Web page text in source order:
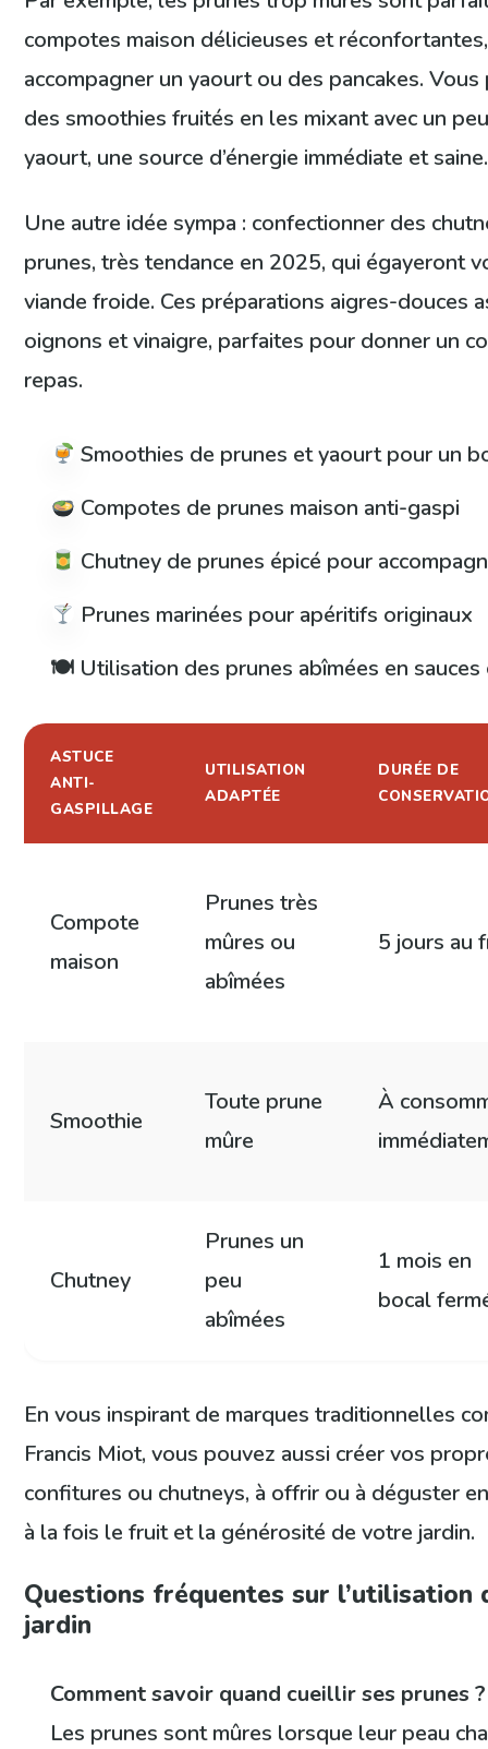
compotes maison délicieuses et
accompagner un yaourt ou des pancakes.
des smoothies fruités en les mixant avec un
yaourt, une source d’énergie immédiate et saine.
Une autre idée sympa : confectionner des
prunes, très tendance en 2025, qui égayeront
viande froide. Ces préparations aigres-douces
oignons et vinaigre, parfaites pour donner un
repas.
Smoothies de prunes et yaourt pour un
Compotes de prunes maison anti-gaspi
Chutney de prunes épicé pour
Prunes marinées pour apéritifs originaux
🍽 Utilisation des prunes abîmées en sauces
ASTUCE
ANTI-
GASPILLAGE
UTILISATION
ADAPTÉE
DURÉE DE
Compote
maison
Prunes très
mûres ou
abîmées
5 jours au
Smoothie
Toute prune
mûre
À
Chutney
Prunes un
peu
abîmées
1 mois en
bocal
En vous inspirant de marques traditionnelles
Francis Miot, vous pouvez aussi créer vos
confitures ou chutneys, à offrir ou à déguster
à la fois le fruit et la générosité de votre jardin.
Questions fréquentes sur l’utilisation
jardin
Comment savoir quand cueillir ses prunes ?
Les prunes sont mûres lorsque leur peau